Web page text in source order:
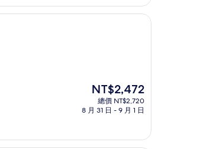
NT$4,124
現
在
價
NT$2,472
NT$2,472
總價 NT$2,720
8 月 31 日 - 9 月 1 日